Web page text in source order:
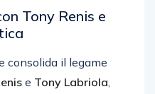
Tony Renis e
consolida il legame
e Tony Labriola,